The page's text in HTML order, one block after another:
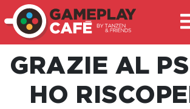
GRAZIE AL
HO